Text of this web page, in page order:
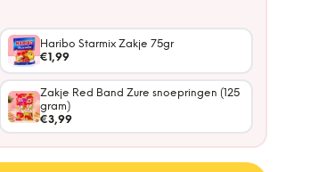
Haribo Starmix Zakje 75gr
€1,99
Zakje Red Band Zure snoepringen (125
gram)
€3,99